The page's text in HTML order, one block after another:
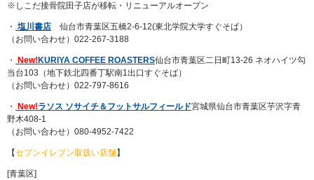
※しこだ接骨院田子店が移転・リニューアルオープン
・ 塩川書店 仙台市青葉区五橋2-6-12(東北学院大学すぐそば）
（お問い合わせ）022-267-3188
・ New! KURIYA COFFEE ROASTERS仙台市青葉区二日町13-26 ネオハイツ勾
当台103（地下鉄北四番丁駅南1出口すぐそば）
（お問い合わせ）022-797-8616
・ New!ラソス ソサイチ＆フットサルフィールド宮城県仙台市青葉区芋沢字青
野木408-1
（お問い合わせ）080-4952-7422
【セブンイレブン取扱い店舗】
[青葉区]